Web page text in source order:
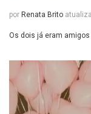
por Renata Brito
Os dois já eram